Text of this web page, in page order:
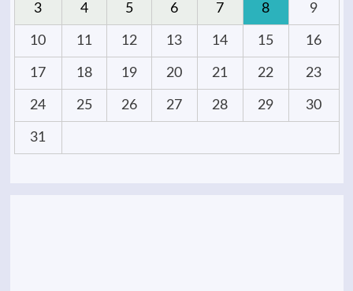
3 4 5 6 7 8 9
10 11 12 13 14 15 16
17 18 19 20 21 22 23
24 25 26 27 28 29 30
31